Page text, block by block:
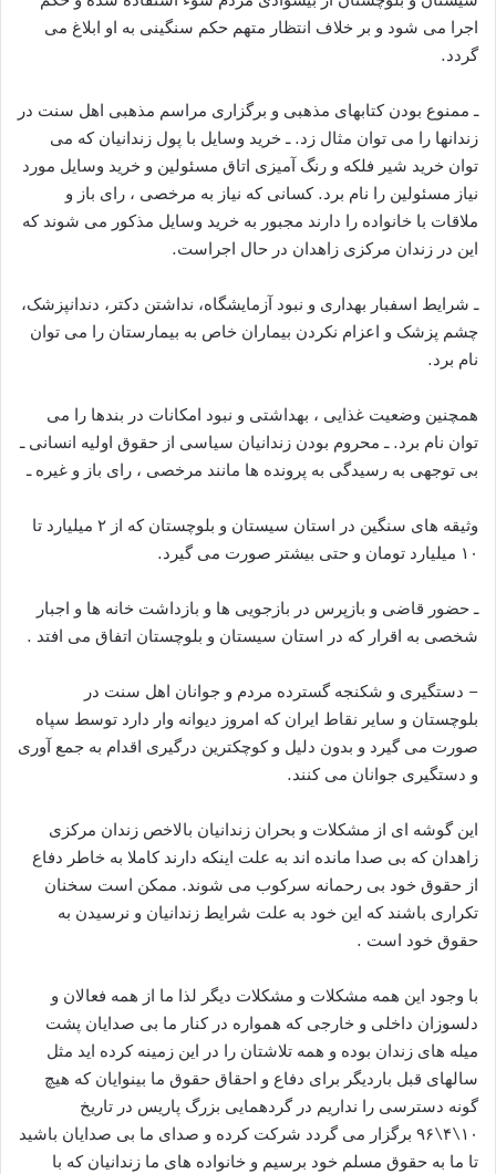
اجرا می شود و بر خلاف انتظار متهم حکم سنگینی به او ابلاغ می
گردد.
ـ ممنوع بودن کتابهای مذهبی و برگزاری مراسم مذهبی اهل سنت در
زندانها را می توان مثال زد. ـ خرید وسایل با پول زندانیان که می
توان خرید شیر فلکه و رنگ آمیزی اتاق مسئولین و خرید وسایل مورد
نیاز مسئولین را نام برد. کسانی که نیاز به مرخصی ، رای باز و
ملاقات با خانواده را دارند مجبور به خرید وسایل مذکور می شوند که
این در زندان مرکزی زاهدان در حال اجراست.
ـ شرایط اسفبار بهداری و نبود آزمایشگاه، نداشتن دکتر، دندانپزشک،
چشم پزشک و اعزام نکردن بیماران خاص به بیمارستان را می توان
نام برد.
همچنین وضعیت غذایی ، بهداشتی و نبود امکانات در بندها را می
توان نام برد. ـ محروم بودن زندانیان سیاسی از حقوق اولیه انسانی ـ
بی توجهی به رسیدگی به پرونده ها مانند مرخصی ، رای باز و غیره ـ
وثیقه های سنگین در استان سیستان و بلوچستان که از ۲ میلیارد تا
۱۰ میلیارد تومان و حتی بیشتر صورت می گیرد.
ـ حضور قاضی و بازپرس در بازجویی ها و بازداشت خانه ها و اجبار
شخصی به اقرار که در استان سیستان و بلوچستان اتفاق می افتد .
– دستگیری و شکنجه گسترده مردم و جوانان اهل سنت در
بلوچستان و سایر نقاط ایران که امروز دیوانه وار دارد توسط سپاه
صورت می گیرد و بدون دلیل و کوچکترین درگیری اقدام به جمع آوری
و دستگیری جوانان می کنند.
این گوشه ای از مشکلات و بحران زندانیان بالاخص زندان مرکزی
زاهدان که بی صدا مانده اند به علت اینکه دارند کاملا به خاطر دفاع
از حقوق خود بی رحمانه سرکوب می شوند. ممکن است سخنان
تکراری باشند که این خود به علت شرایط زندانیان و نرسیدن به
حقوق خود است .
با وجود این همه مشکلات و مشکلات دیگر لذا ما از همه فعالان و
دلسوزان داخلی و خارجی که همواره در کنار ما بی صدایان پشت
میله های زندان بوده و همه تلاشتان را در این زمینه کرده اید مثل
سالهای قبل باردیگر برای دفاع و احقاق حقوق ما بینوایان که هیچ
گونه دسترسی را نداریم در گردهمایی بزرگ پاریس در تاریخ
۱۰\۴\۹۶ برگزار می گردد شرکت کرده و صدای ما بی صدایان باشید
تا ما به حقوق مسلم خود برسیم و خانواده های ما زندانیان که با